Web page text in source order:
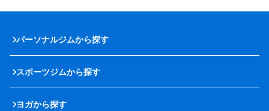
パーソナルジムから探す
スポーツジムから探す
ヨガから探す